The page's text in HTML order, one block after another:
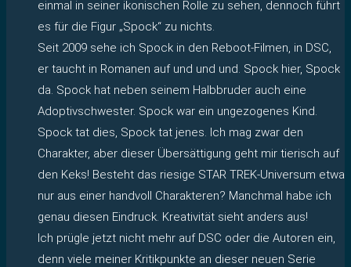
einmal in seiner ikonischen Rolle zu sehen, dennoch führt
es für die Figur „Spock“ zu nichts.
Seit 2009 sehe ich Spock in den Reboot-Filmen, in DSC,
er taucht in Romanen auf und und und. Spock hier, Spock
da. Spock hat neben seinem Halbbruder auch eine
Adoptivschwester. Spock war ein ungezogenes Kind.
Spock tat dies, Spock tat jenes. Ich mag zwar den
Charakter, aber dieser Übersättigung geht mir tierisch auf
den Keks! Besteht das riesige STAR TREK-Universum etwa
nur aus einer handvoll Charakteren? Manchmal habe ich
genau diesen Eindruck. Kreativität sieht anders aus!
Ich prügle jetzt nicht mehr auf DSC oder die Autoren ein,
denn viele meiner Kritikpunkte an dieser neuen Serie